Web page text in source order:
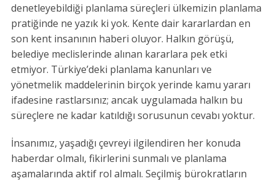
denetleyebildiği planlama süreçleri ülkemizin planlama
pratiğinde ne yazık ki yok. Kente dair kararlardan en
son kent insanının haberi oluyor. Halkın görüşü,
belediye meclislerinde alınan kararlara pek etki
etmiyor. Türkiye’deki planlama kanunları ve
yönetmelik maddelerinin birçok yerinde kamu yararı
ifadesine rastlarsınız; ancak uygulamada halkın bu
süreçlere ne kadar katıldığı sorusunun cevabı yoktur.
İnsanımız, yaşadığı çevreyi ilgilendiren her konuda
haberdar olmalı, fikirlerini sunmalı ve planlama
aşamalarında aktif rol almalı. Seçilmiş bürokratların